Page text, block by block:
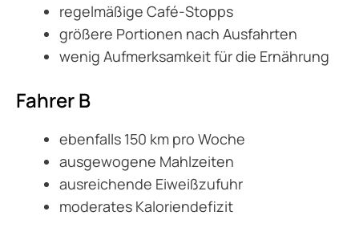
regelmäßige Café-Stopps
größere Portionen nach Ausfahrten
wenig Aufmerksamkeit für die Ernährung
Fahrer B
ebenfalls 150 km pro Woche
ausgewogene Mahlzeiten
ausreichende Eiweißzufuhr
moderates Kaloriendefizit